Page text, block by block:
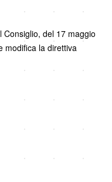
Consiglio, del 17 maggio
modifica la direttiva